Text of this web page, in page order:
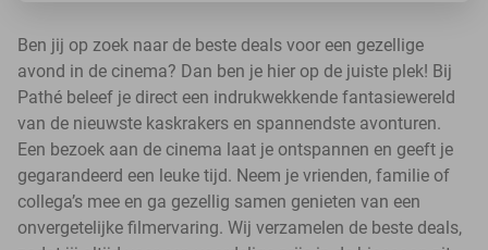
Ben jij op zoek naar de beste deals voor een gezellige
avond in de cinema? Dan ben je hier op de juiste plek! Bij
Pathé beleef je direct een indrukwekkende fantasiewereld
van de nieuwste kaskrakers en spannendste avonturen.
Een bezoek aan de cinema laat je ontspannen en geeft je
gegarandeerd een leuke tijd. Neem je vrienden, familie of
collega’s mee en ga gezellig samen genieten van een
onvergetelijke filmervaring. Wij verzamelen de beste deals,